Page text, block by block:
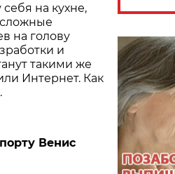
на кухне,
на голову
и
такими же
Интернет. Как
Венис